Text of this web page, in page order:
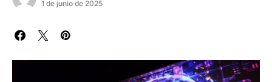
1 de junio de 2025